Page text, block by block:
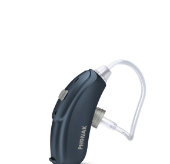
Audio Service R LI 7
Hoortoestelbatterijen Widex filters Filters
Onderhoudsartikelen
Signia Active Mini IX - Oplaadbaar
De Signia Active Mini IX is het nieuwste